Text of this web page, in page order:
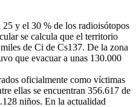
y el 30 % de los radioisótopos
se calcula que el territorio
de Ci de Cs137. De la zona
que evacuar a unas 130.000
oficialmente como víctimas
ellas se encuentran 356.617 de
niños. En la actualidad